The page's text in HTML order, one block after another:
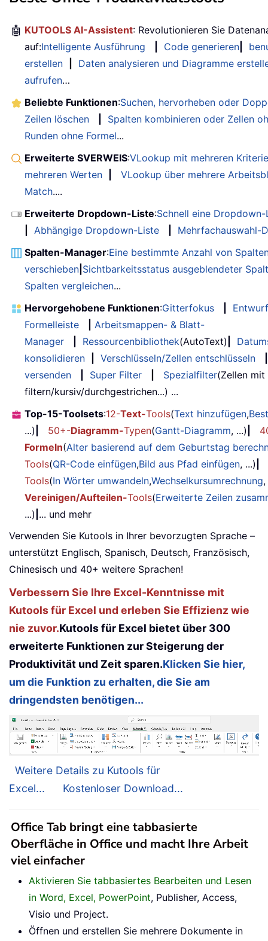
🤖 KUTOOLS AI-Assistent: Revolutionieren Sie
auf:Intelligente Ausführung Code generieren
erstellen
Daten analysieren und Diagramme
aufrufen…
Beliebte Funktionen:Suchen, hervorheben oder
Zeilen löschen
Spalten kombinieren oder Zellen
Runden ohne Formel...
Erweiterte SVERWEIS:VLookup mit mehreren
mehreren Werten
VLookup über mehrere
Match....
Erweiterte Dropdown-Liste:Schnell eine
Abhängige Dropdown-Liste
Mehrfachauswahl-
Spalten-Manager:Eine bestimmte Anzahl von
verschieben Sichtbarkeitsstatus ausgeblendeter
Spalten vergleichen...
Hervorgehobene Funktionen:Gitterfokus
Entwurf
Formelleiste
Arbeitsmappen- & Blatt-
Manager
Ressourcenbibliothek(AutoText)
konsolidieren
Verschlüsseln/Zellen entschlüsseln
versenden
Super Filter Spezialfilter(Zellen
filtern/kursiv/durchgestrichen...) ...
Top-15-Toolsets:12-Text-Tools(Text hinzufügen,
...)
50+-Diagramm-Typen(Gantt-Diagramm, ...)
Formeln(Alter basierend auf dem Geburtstag
Tools(QR-Code einfügen,Bild aus Pfad einfügen, ...)
Tools(In Wörter umwandeln,Wechselkursumrechnung
Vereinigen/Aufteilen-Tools(Erweiterte Zeilen
...) ... und mehr
Verwenden Sie Kutools in Ihrer bevorzugten Sprache –
unterstützt Englisch, Spanisch, Deutsch, Französisch,
Chinesisch und 40+ weitere Sprachen!
Verbessern Sie Ihre Excel-Kenntnisse mit
Kutools für Excel und erleben Sie Effizienz wie
nie zuvor.Kutools für Excel bietet über 300
erweiterte Funktionen zur Steigerung der
Produktivität und Zeit sparen.Klicken Sie hier,
um die Funktion zu erhalten, die Sie am
dringendsten benötigen...
Weitere Details zu Kutools für
Excel...
Kostenloser Download...
Office Tab bringt eine tabbasierte
Oberfläche in Office und macht Ihre Arbeit
viel einfacher
Aktivieren Sie tabbasiertes Bearbeiten und Lesen
in Word, Excel, PowerPoint, Publisher, Access,
Visio und Project.
Öffnen und erstellen Sie mehrere Dokumente in